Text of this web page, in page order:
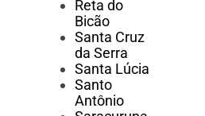
Reta do
Bicão
Santa Cruz
da Serra
Santa Lúcia
Santo
Antônio